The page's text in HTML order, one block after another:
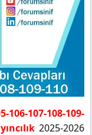
106-107-108-109-
2025-2026